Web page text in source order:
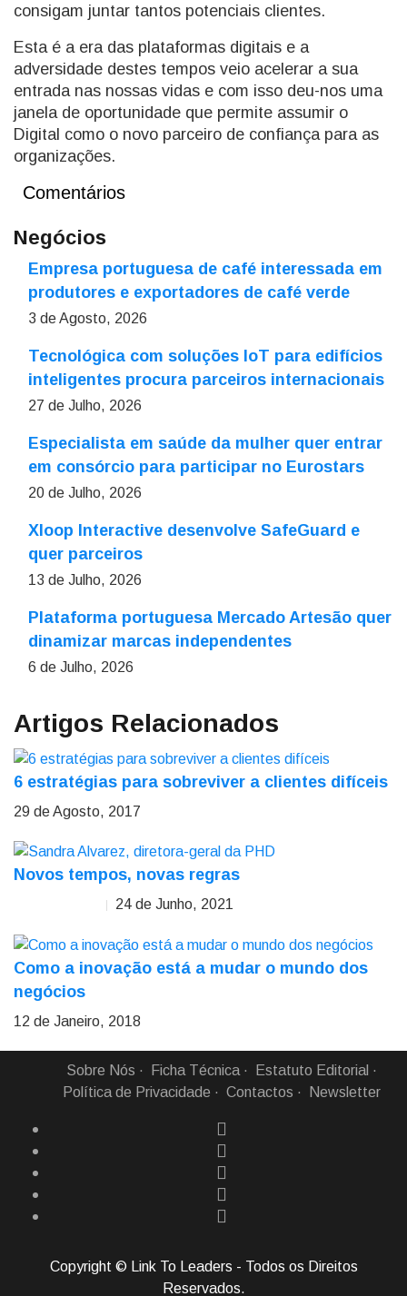
consigam juntar tantos potenciais clientes.
Esta é a era das plataformas digitais e a
adversidade destes tempos veio acelerar a sua
entrada nas nossas vidas e com isso deu-nos uma
janela de oportunidade que permite assumir o
Digital como o novo parceiro de confiança para as
organizações.
Comentários
Negócios
Empresa portuguesa de café interessada em
produtores e exportadores de café verde
3 de Agosto, 2026
Tecnológica com soluções IoT para edifícios
inteligentes procura parceiros internacionais
27 de Julho, 2026
Especialista em saúde da mulher quer entrar
em consórcio para participar no Eurostars
20 de Julho, 2026
Xloop Interactive desenvolve SafeGuard e
quer parceiros
13 de Julho, 2026
Plataforma portuguesa Mercado Artesão quer
dinamizar marcas independentes
6 de Julho, 2026
Artigos Relacionados
6 estratégias para sobreviver a clientes difíceis
29 de Agosto, 2017
Novos tempos, novas regras
24 de Junho, 2021
Como a inovação está a mudar o mundo dos
negócios
12 de Janeiro, 2018
Sobre Nós Ficha Técnica
Estatuto Editorial
Política de Privacidade
Contactos Newsletter
Copyright © Link To Leaders - Todos os Direitos
Reservados.